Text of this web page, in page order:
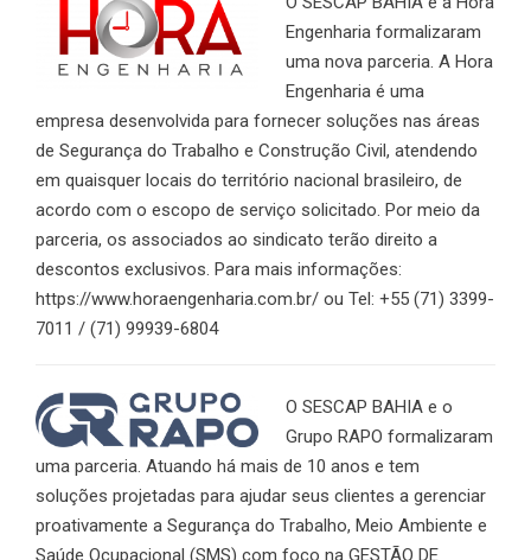
Engenharia formalizaram
uma nova parceria. A Hora
Engenharia é uma
empresa desenvolvida para fornecer soluções nas áreas
de Segurança do Trabalho e Construção Civil, atendendo
em quaisquer locais do território nacional brasileiro, de
acordo com o escopo de serviço solicitado. Por meio da
parceria, os associados ao sindicato terão direito a
descontos exclusivos. Para mais informações:
https://www.horaengenharia.com.br/ ou Tel: +55 (71) 3399-
7011 / (71) 99939-6804
O SESCAP BAHIA e o
Grupo RAPO formalizaram
uma parceria. Atuando há mais de 10 anos e tem
soluções projetadas para ajudar seus clientes a gerenciar
proativamente a Segurança do Trabalho, Meio Ambiente e
Saúde Ocupacional (SMS) com foco na GESTÃO DE